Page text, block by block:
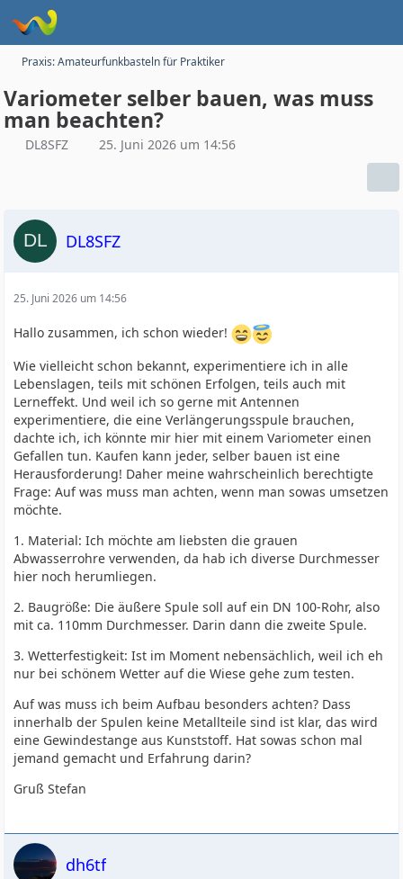
Praxis: Amateurfunkbasteln für Praktiker
Variometer selber bauen, was muss
man beachten?
DL8SFZ 25. Juni 2026 um 14:56
DL8SFZ
25. Juni 2026 um 14:56
Hallo zusammen, ich schon wieder!
Wie vielleicht schon bekannt, experimentiere ich in alle
Lebenslagen, teils mit schönen Erfolgen, teils auch mit
Lerneffekt. Und weil ich so gerne mit Antennen
experimentiere, die eine Verlängerungsspule brauchen,
dachte ich, ich könnte mir hier mit einem Variometer einen
Gefallen tun. Kaufen kann jeder, selber bauen ist eine
Herausforderung! Daher meine wahrscheinlich berechtigte
Frage: Auf was muss man achten, wenn man sowas umsetzen
möchte.
1. Material: Ich möchte am liebsten die grauen
Abwasserrohre verwenden, da hab ich diverse Durchmesser
hier noch herumliegen.
2. Baugröße: Die äußere Spule soll auf ein DN 100-Rohr, also
mit ca. 110mm Durchmesser. Darin dann die zweite Spule.
3. Wetterfestigkeit: Ist im Moment nebensächlich, weil ich eh
nur bei schönem Wetter auf die Wiese gehe zum testen.
Auf was muss ich beim Aufbau besonders achten? Dass
innerhalb der Spulen keine Metallteile sind ist klar, das wird
eine Gewindestange aus Kunststoff. Hat sowas schon mal
jemand gemacht und Erfahrung darin?
Gruß Stefan
dh6tf